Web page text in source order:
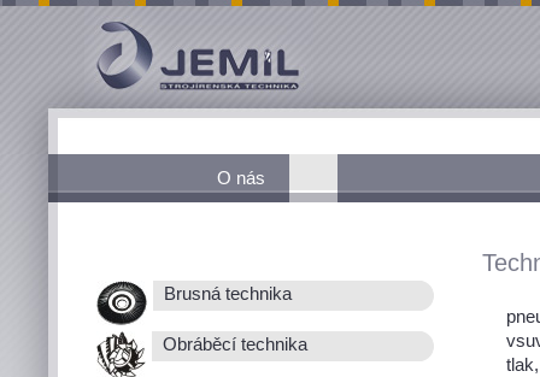
O nás
Brusná technika
Obráběcí technika